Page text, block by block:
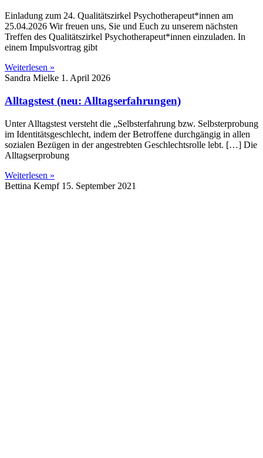
Einladung zum 24. Qualitätszirkel Psychotherapeut*innen am
25.04.2026 Wir freuen uns, Sie und Euch zu unserem nächsten
Treffen des Qualitätszirkel Psychotherapeut*innen einzuladen. In
einem Impulsvortrag gibt
Weiterlesen »
Sandra Mielke 1. April 2026
Alltagstest (neu: Alltagserfahrungen)
Unter Alltagstest versteht die „Selbsterfahrung bzw. Selbsterprobung
im Identitätsgeschlecht, indem der Betroffene durchgängig in allen
sozialen Bezügen in der angestrebten Geschlechtsrolle lebt. […] Die
Alltagserprobung
Weiterlesen »
Bettina Kempf 15. September 2021